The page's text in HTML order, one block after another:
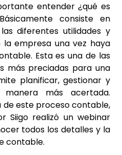
entender ¿qué es
consiste en
diferentes utilidades y
empresa una vez haya
Esta es una de las
más preciadas para una
planificar, gestionar y
más acertada.
de este proceso contable,
Siigo realizó un webinar
todos los detalles y la
contable.